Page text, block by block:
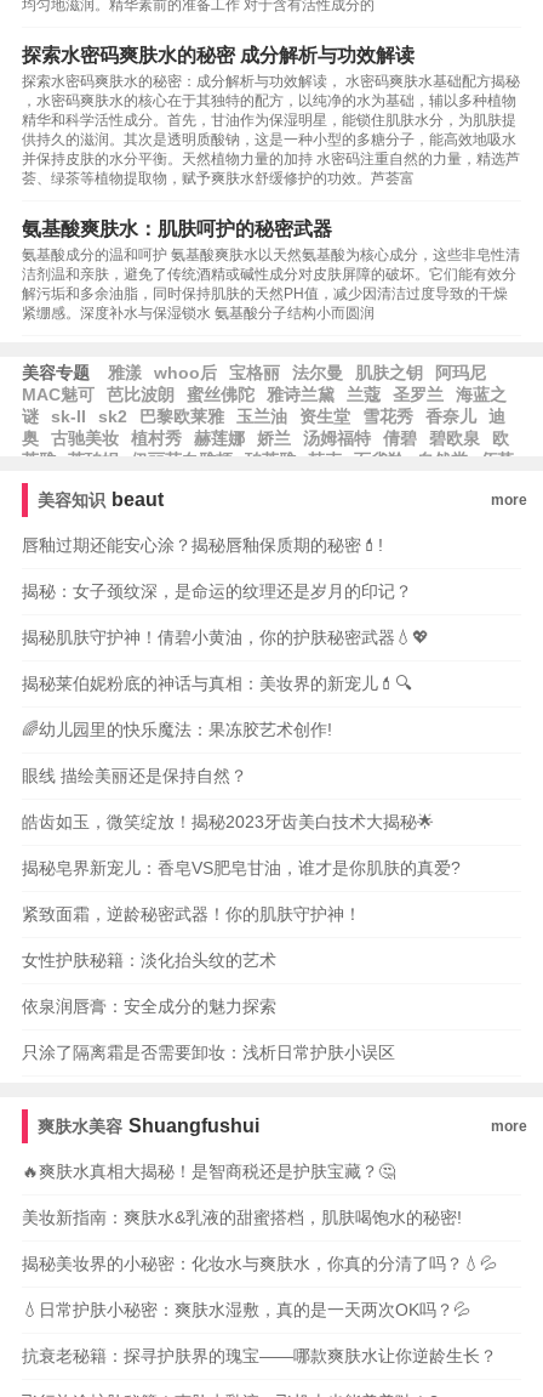
均匀地滋润。精华素前的准备工作 对于含有活性成分的
探索水密码爽肤水的秘密 成分解析与功效解读
探索水密码爽肤水的秘密：成分解析与功效解读， 水密码爽肤水基础配方揭秘
，水密码爽肤水的核心在于其独特的配方，以纯净的水为基础，辅以多种植物
精华和科学活性成分。首先，甘油作为保湿明星，能锁住肌肤水分，为肌肤提
供持久的滋润。其次是透明质酸钠，这是一种小型的多糖分子，能高效地吸水
并保持皮肤的水分平衡。天然植物力量的加持 水密码注重自然的力量，精选芦
荟、绿茶等植物提取物，赋予爽肤水舒缓修护的功效。芦荟富
氨基酸爽肤水：肌肤呵护的秘密武器
氨基酸成分的温和呵护 氨基酸爽肤水以天然氨基酸为核心成分，这些非皂性清
洁剂温和亲肤，避免了传统酒精或碱性成分对皮肤屏障的破坏。它们能有效分
解污垢和多余油脂，同时保持肌肤的天然PH值，减少因清洁过度导致的干燥
紧绷感。深度补水与保湿锁水 氨基酸分子结构小而圆润
美容专题 雅漾 whoo后 宝格丽 法尔曼 肌肤之钥
阿玛尼
MAC魅可
芭比波朗 蜜丝佛陀 雅诗兰黛 兰蔻 圣罗兰
海蓝之
谜
sk-II sk2 巴黎欧莱雅 玉兰油 资生堂 雪花秀 香奈儿
迪
奥
古驰美妆 植村秀 赫莲娜 娇兰 汤姆福特 倩碧 碧欧泉
欧
莱雅
莱珀妮 伊丽莎白雅顿 珀莱雅 韩束 百雀羚 自然堂
佰草
集
方里
兰芝 爱茉莉
美容知识 beaut more
唇釉过期还能安心涂？揭秘唇釉保质期的秘密💄!
揭秘：女子颈纹深，是命运的纹理还是岁月的印记？
揭秘肌肤守护神！倩碧小黄油，你的护肤秘密武器💧💖
揭秘莱伯妮粉底的神话与真相：美妆界的新宠儿💄🔍
🌈幼儿园里的快乐魔法：果冻胶艺术创作!
眼线 描绘美丽还是保持自然？
皓齿如玉，微笑绽放！揭秘2023牙齿美白技术大揭秘🌟
揭秘皂界新宠儿：香皂VS肥皂甘油，谁才是你肌肤的真爱?
紧致面霜，逆龄秘密武器！你的肌肤守护神！
女性护肤秘籍：淡化抬头纹的艺术
依泉润唇膏：安全成分的魅力探索
只涂了隔离霜是否需要卸妆：浅析日常护肤小误区
爽肤水美容 Shuangfushui more
🔥爽肤水真相大揭秘！是智商税还是护肤宝藏？🤔
美妆新指南：爽肤水&乳液的甜蜜搭档，肌肤喝饱水的秘密!
揭秘美妆界的小秘密：化妆水与爽肤水，你真的分清了吗？💧💦
💧日常护肤小秘密：爽肤水湿敷，真的是一天两次OK吗？💦
抗衰老秘籍：探寻护肤界的瑰宝——哪款爽肤水让你逆龄生长？